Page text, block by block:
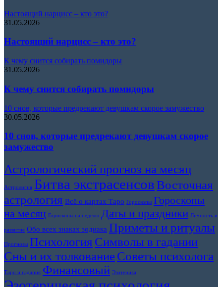
Настоящий нарцисс – кто это?
31.05.2026
Настоящий нарцисс – кто это?
К чему снится собирать помидоры
31.05.2026
К чему снится собирать помидоры
10 снов, которые предрекают девушкам скорое замужество
30.05.2026
10 снов, которые предрекают девушкам скорое
замужество
Астрологический прогноз на месяц
Астрология Битва экстрасенсовВосточная
астрология Всё о картах Таро Гороскопы Гороскопы
на месяц Гороскопы на неделю Даты и праздники Личность и
развитие Обо всех знаках зодиака Приметы и ритуалы
Прогнозы Психология Символы в гадании
Сны и их толкованиеСоветы психолога
Таро и гадания Финансовый Эзотерика